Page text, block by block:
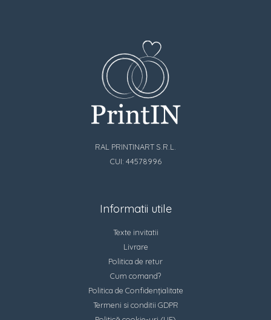
RAL PRINTINART S.R.L.
CUI: 44578996
Informatii utile
Texte invitatii
Livrare
Politica de retur
Cum comand?
Politica de Confidențialitate
Termeni si conditii GDPR